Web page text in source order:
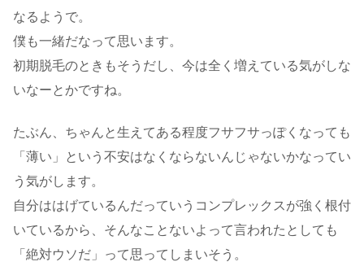
なるようで。
僕も一緒だなって思います。
初期脱毛のときもそうだし、今は全く増えている気がしな
いなーとかですね。
たぶん、ちゃんと生えてある程度フサフサっぽくなっても
「薄い」という不安はなくならないんじゃないかなってい
う気がします。
自分ははげているんだっていうコンプレックスが強く根付
いているから、そんなことないよって言われたとしても
「絶対ウソだ」って思ってしまいそう。